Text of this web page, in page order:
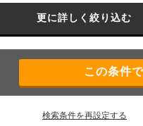
更に詳しく絞り込む
検索条件を再設定する